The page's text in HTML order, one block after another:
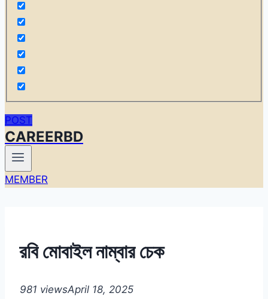
POST
CAREERBD
MEMBER
রবি মোবাইল নাম্বার চেক
981 viewsApril 18, 2025